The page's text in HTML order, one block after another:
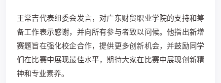
王常吉代表组委会发言，对广东财贸职业学院的支持和筹
备工作表示感谢，并向所有参与者致以问候。他指出新增
赛题旨在强化校企合作，提供更多创新机会，并鼓励同学
们在比赛中展现最佳水平，期待大家在比赛中展现创新精
神和专业素养。